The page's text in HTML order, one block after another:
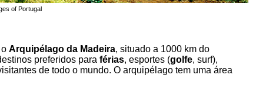
of Portugal
Arquipélago da Madeira, situado a 1000 km do
preferidos para férias, esportes (golfe, surf),
de todo o mundo. O arquipélago tem uma área